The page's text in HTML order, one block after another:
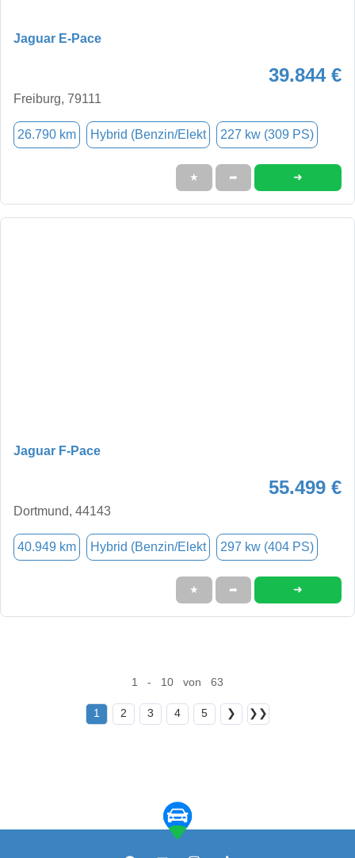
Jaguar E-Pace
39.844 €
Freiburg, 79111
26.790 km Hybrid (Benzin/Elekt 227 kw (309 PS)
★ ➦ ➜
Jaguar F-Pace
55.499 €
Dortmund, 44143
40.949 km Hybrid (Benzin/Elekt 297 kw (404 PS)
★ ➦ ➜
1 - 10 von 63
1 2 3 4 5 ❯ ❯❯